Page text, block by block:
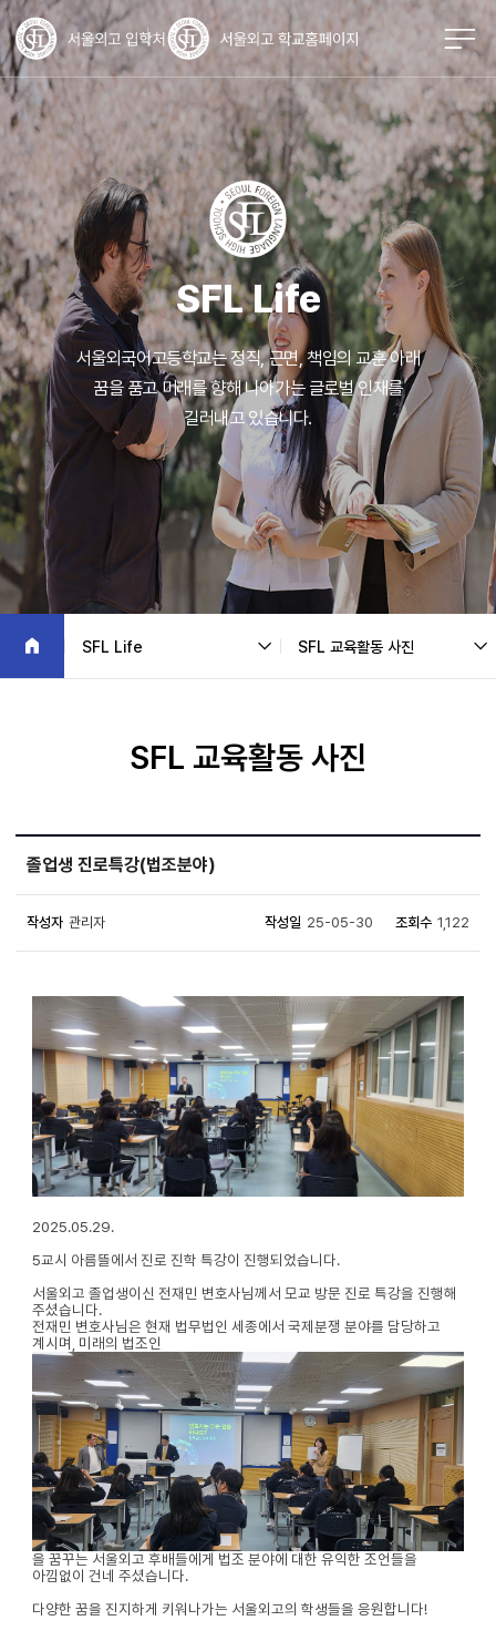
SFL Life
서울외국어고등학교는 정직, 근면, 책임의 교훈 아래
꿈을 품고 미래를 향해나아가는 글로벌 인재를
길러내고 있습니다.
SFL Life SFL 교육활동 사진
SFL 교육활동 사진
졸업생 진로특강(법조분야)
작성자 관리자 작성일 25-05-30 조회수 1,122
2025.05.29.
5교시 아름뜰에서 진로 진학 특강이 진행되었습니다.
서울외고 졸업생이신 전재민 변호사님께서 모교 방문 진로 특강을 진행해
주셨습니다.
전재민 변호사님은 현재 법무법인 세종에서 국제분쟁 분야를 담당하고
계시며, 미래의 법조인
을 꿈꾸는 서울외고 후배들에게 법조 분야에 대한 유익한 조언들을
아낌없이 건네 주셨습니다.
다양한 꿈을 진지하게 키워나가는 서울외고의 학생들을 응원합니다!